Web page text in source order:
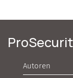
Autoren